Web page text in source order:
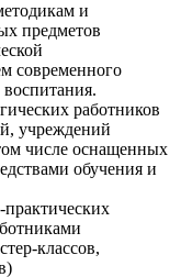
и
предметов
современного
воспитания.
работников
учреждений
числе оснащенных
обучения и
классов,